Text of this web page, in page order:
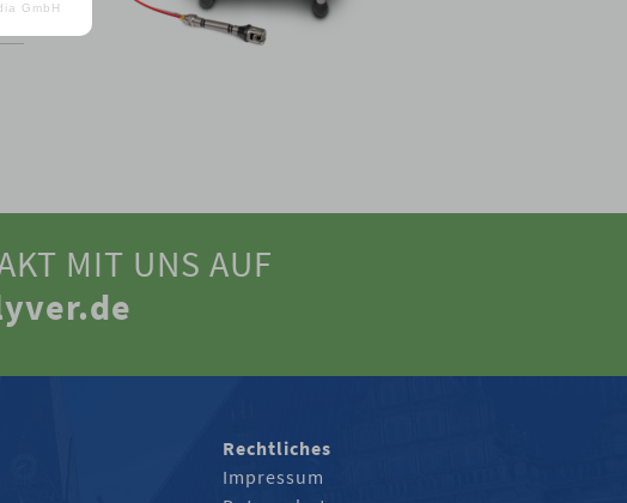
GmbH
MIT UNS AUF
Rechtliches
Impressum